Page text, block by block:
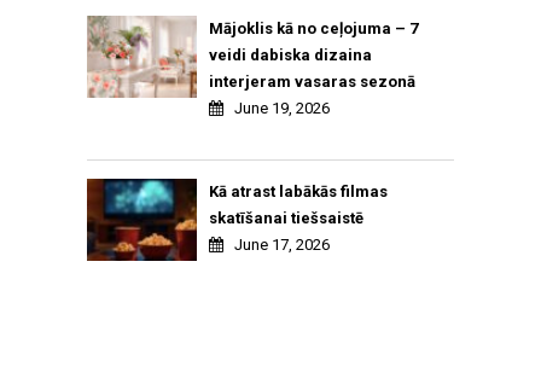
Mājoklis kā no ceļojuma – 7
veidi dabiska dizaina
interjeram vasaras sezonā
June 19, 2026
Kā atrast labākās filmas
skatīšanai tiešsaistē
June 17, 2026